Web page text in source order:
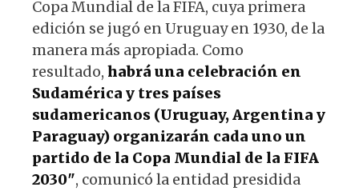
Copa Mundial de la FIFA, cuya primera
edición se jugó en Uruguay en 1930, de la
manera más apropiada. Como
resultado, habrá una celebración en
Sudamérica y tres países
sudamericanos (Uruguay, Argentina y
Paraguay) organizarán cada uno un
partido de la Copa Mundial de la FIFA
2030", comunicó la entidad presidida